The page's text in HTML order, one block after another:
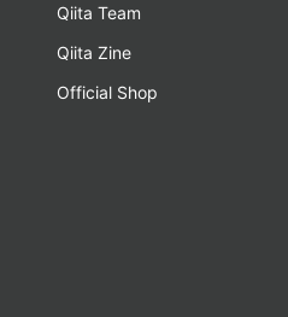
Qiita Team
Qiita Zine
Official Shop